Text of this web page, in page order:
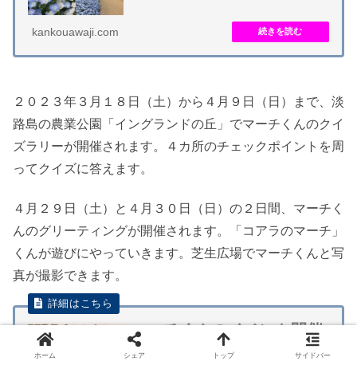
kankouawaji.com
２０２３年３月１８日（土）から４月９日（日）まで、淡
路島の農業公園「イングランドの丘」でマーチくんのクイ
ズラリーが開催されます。４カ所のチェックポイントを周
ってクイズに答えます。
４月２９日（土）と４月３０日（日）の２日間、マーチく
んのグリーティングが開催されます。「コアラのマーチ」
くんが遊びにやっていきます。芝生広場でマーチくんと写
真が撮影できます。
マーチくんのイベント開催
イングランドの丘
ホーム シェア トップ サイドバー